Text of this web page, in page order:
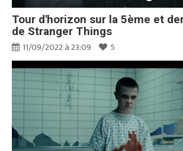
Tour d'horizon sur la 5ème et
de Stranger Things
11/09/2022 à 23:09 5